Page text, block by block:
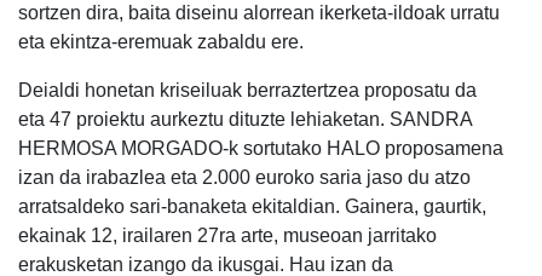
sortzen dira, baita diseinu alorrean ikerketa-ildoak urratu
eta ekintza-eremuak zabaldu ere.
Deialdi honetan kriseiluak berraztertzea proposatu da
eta 47 proiektu aurkeztu dituzte lehiaketan. SANDRA
HERMOSA MORGADO-k sortutako HALO proposamena
izan da irabazlea eta 2.000 euroko saria jaso du atzo
arratsaldeko sari-banaketa ekitaldian. Gainera, gaurtik,
ekainak 12, irailaren 27ra arte, museoan jarritako
erakusketan izango da ikusgai. Hau izan da